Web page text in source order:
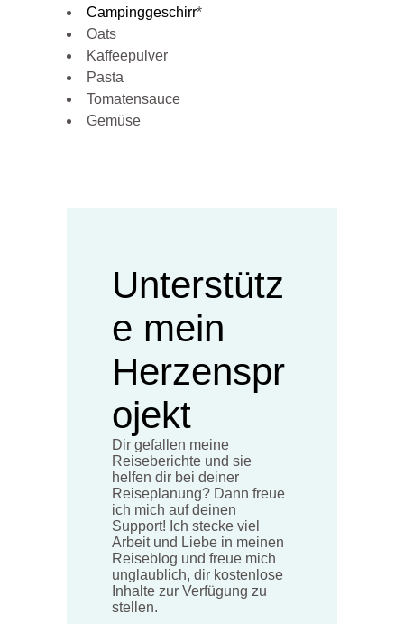
Campinggeschirr*
Oats
Kaffeepulver
Pasta
Tomatensauce
Gemüse
Unterstütz
e mein
Herzenspr
ojekt
Dir gefallen meine
Reiseberichte und sie
helfen dir bei deiner
Reiseplanung? Dann freue
ich mich auf deinen
Support! Ich stecke viel
Arbeit und Liebe in meinen
Reiseblog und freue mich
unglaublich, dir kostenlose
Inhalte zur Verfügung zu
stellen.